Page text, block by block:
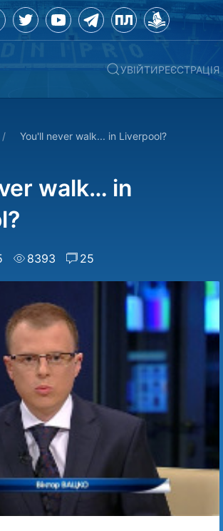
УВІЙТИРЕЄСТРАЦІЯ
You'll never walk... in Liverpool?
walk… in
8393 25